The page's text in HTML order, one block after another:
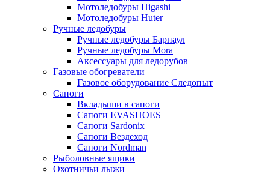
Мотоледобуры Higashi
Мотоледобуры Huter
Ручные ледобуры
Ручные ледобуры Барнаул
Ручные ледобуры Mora
Аксессуары для ледорубов
Газовые обогреватели
Газовое оборудование Следопыт
Сапоги
Вкладыши в сапоги
Сапоги EVASHOES
Сапоги Sardonix
Сапоги Вездеход
Сапоги Nordman
Рыболовные ящики
Охотничьи лыжи